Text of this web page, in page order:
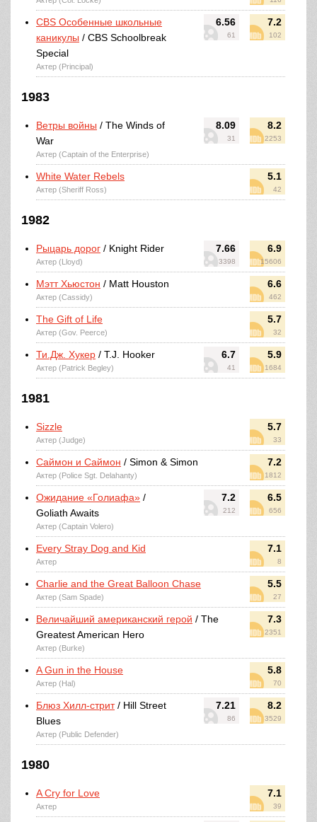
6.56
61
7.2
102
CBS Особенные школьные
каникулы / CBS Schoolbreak
Special
Актер (Principal)
1983
8.09
31
8.2
2253
Ветры войны / The Winds of
War
Актер (Captain of the Enterprise)
5.1
42
White Water Rebels
Актер (Sheriff Ross)
1982
7.66
3398
6.9
15606
Рыцарь дорог / Knight Rider
Актер (Lloyd)
6.6
462
Мэтт Хьюстон / Matt Houston
Актер (Cassidy)
5.7
32
The Gift of Life
Актер (Gov. Peerce)
6.7
41
5.9
1684
Ти.Дж. Хукер / T.J. Hooker
Актер (Patrick Begley)
1981
5.7
33
Sizzle
Актер (Judge)
7.2
1812
Саймон и Саймон / Simon & Simon
Актер (Police Sgt. Delahanty)
7.2
212
6.5
656
Ожидание «Голиафа» /
Goliath Awaits
Актер (Captain Volero)
7.1
8
Every Stray Dog and Kid
Актер
5.5
27
Charlie and the Great Balloon Chase
Актер (Sam Spade)
7.3
2351
Величайший американский герой / The
Greatest American Hero
Актер (Burke)
5.8
70
A Gun in the House
Актер (Hal)
7.21
86
8.2
3529
Блюз Хилл-стрит/ Hill Street
Blues
Актер (Public Defender)
1980
7.1
39
A Cry for Love
Актер